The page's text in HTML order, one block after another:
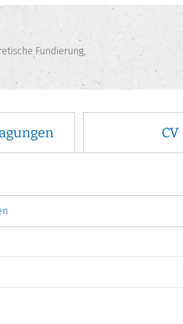
Fundierung,
CV